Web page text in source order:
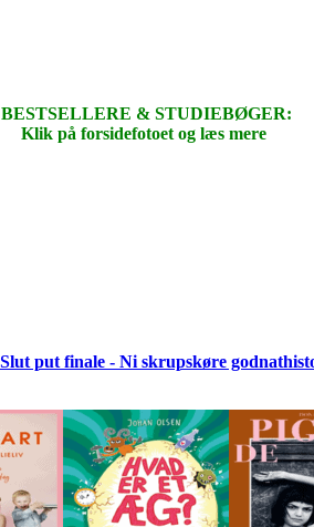
BESTSELLERE & STUDIEBØGER:
Klik på forsidefotoet og læs mere